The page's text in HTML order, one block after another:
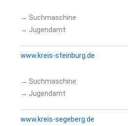
→ Suchmaschine
→ Jugendamt
www.kreis-steinburg.de
→ Suchmaschine
→ Jugendamt
www.kreis-segeberg.de